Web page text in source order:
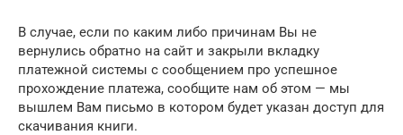
В случае, если по каким либо причинам Вы не
вернулись обратно на сайт и закрыли вкладку
платежной системы с сообщением про успешное
прохождение платежа, сообщите нам об этом — мы
вышлем Вам письмо в котором будет указан доступ для
скачивания книги.